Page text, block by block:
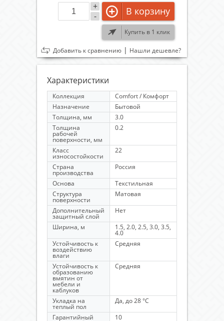
-
+ В корзину
Купить в 1 клик
Добавить к сравнению | Нашли дешевле?
Характеристики
Коллекция
Comfort / Комфорт
Назначение
Бытовой
Толщина, мм
3.0
Толщина
рабочей
поверхности, мм
0.2
Класс
износостойкости
22
Страна
производства
Россия
Основа
Текстильная
Структура
поверхности
Матовая
Дополнительный
защитный слой
Нет
Ширина, м
1.5, 2.0, 2.5, 3.0, 3.5,
4.0
Устойчивость к
воздействию
влаги
Средняя
Устойчивость к
образованию
вмятин от
мебели и
каблуков
Средняя
Укладка на
теплый пол
Да, до 28 °C
Гарантийный
10